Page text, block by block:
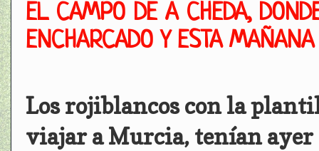
EL CAMPO DE A CHEDA,
ENCHARCADO Y ESTA
Los rojiblancos con la
viajar a Murcia, tenían ayer